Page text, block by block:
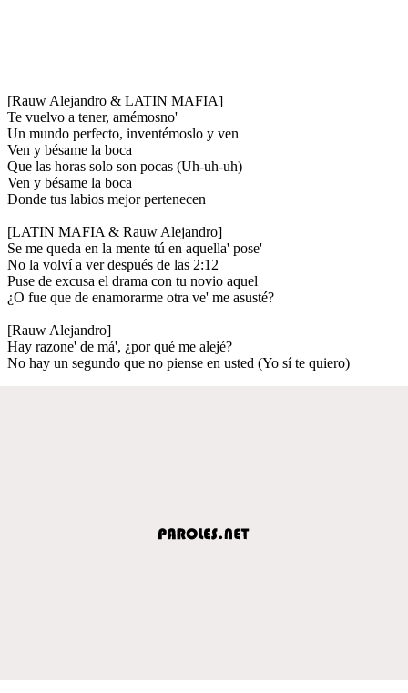
[Rauw Alejandro & LATIN MAFIA]
Te vuelvo a tener, amémosno'
Un mundo perfecto, inventémoslo y ven
Ven y bésame la boca
Que las horas solo son pocas (Uh-uh-uh)
Ven y bésame la boca
Donde tus labios mejor pertenecen
[LATIN MAFIA & Rauw Alejandro]
Se me queda en la mente tú en aquella' pose'
No la volví a ver después de las 2:12
Puse de excusa el drama con tu novio aquel
¿O fue que de enamorarme otra ve' me asusté?
[Rauw Alejandro]
Hay razone' de má', ¿por qué me alejé?
No hay un segundo que no piense en usted (Yo sí te quiero)